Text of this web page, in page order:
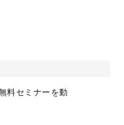
料セミナーを動